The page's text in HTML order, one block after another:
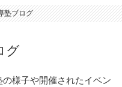
塾ブログ
グ
様子や開催されたイベン